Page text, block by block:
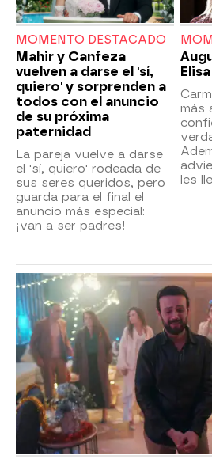
MOMENTO DESTACADO
Mahir y Canfeza
vuelven a darse el 'sí,
quiero' y sorprenden a
todos con el anuncio
de su próxima
paternidad
La pareja vuelve a darse
el 'sí, quiero' rodeada de
sus seres queridos, pero
guarda para el final el
anuncio más especial:
¡van a ser padres!
más
les